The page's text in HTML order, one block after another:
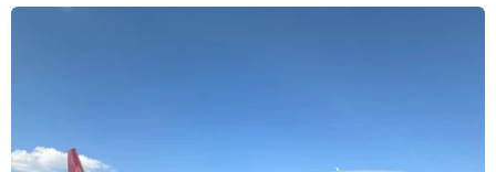
Đường bay giữa Hà Nội và Thành phố Hồ Chí Minh